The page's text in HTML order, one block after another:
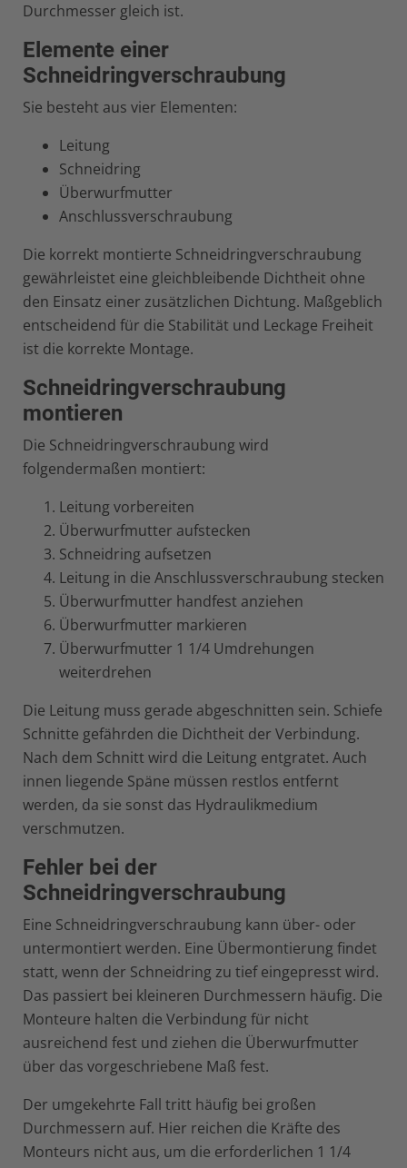
Durchmesser gleich ist.
Elemente einer
Schneidringverschraubung
Sie besteht aus vier Elementen:
Leitung
Schneidring
Überwurfmutter
Anschlussverschraubung
Die korrekt montierte Schneidringverschraubung
gewährleistet eine gleichbleibende Dichtheit ohne
den Einsatz einer zusätzlichen Dichtung. Maßgeblich
entscheidend für die Stabilität und Leckage Freiheit
ist die korrekte Montage.
Schneidringverschraubung
montieren
Die Schneidringverschraubung wird
folgendermaßen montiert:
Leitung vorbereiten
Überwurfmutter aufstecken
Schneidring aufsetzen
Leitung in die Anschlussverschraubung stecken
Überwurfmutter handfest anziehen
Überwurfmutter markieren
Überwurfmutter 1 1/4 Umdrehungen
weiterdrehen
Die Leitung muss gerade abgeschnitten sein. Schiefe
Schnitte gefährden die Dichtheit der Verbindung.
Nach dem Schnitt wird die Leitung entgratet. Auch
innen liegende Späne müssen restlos entfernt
werden, da sie sonst das Hydraulikmedium
verschmutzen.
Fehler bei der
Schneidringverschraubung
Eine Schneidringverschraubung kann über- oder
untermontiert werden. Eine Übermontierung findet
statt, wenn der Schneidring zu tief eingepresst wird.
Das passiert bei kleineren Durchmessern häufig. Die
Monteure halten die Verbindung für nicht
ausreichend fest und ziehen die Überwurfmutter
über das vorgeschriebene Maß fest.
Der umgekehrte Fall tritt häufig bei großen
Durchmessern auf. Hier reichen die Kräfte des
Monteurs nicht aus, um die erforderlichen 1 1/4